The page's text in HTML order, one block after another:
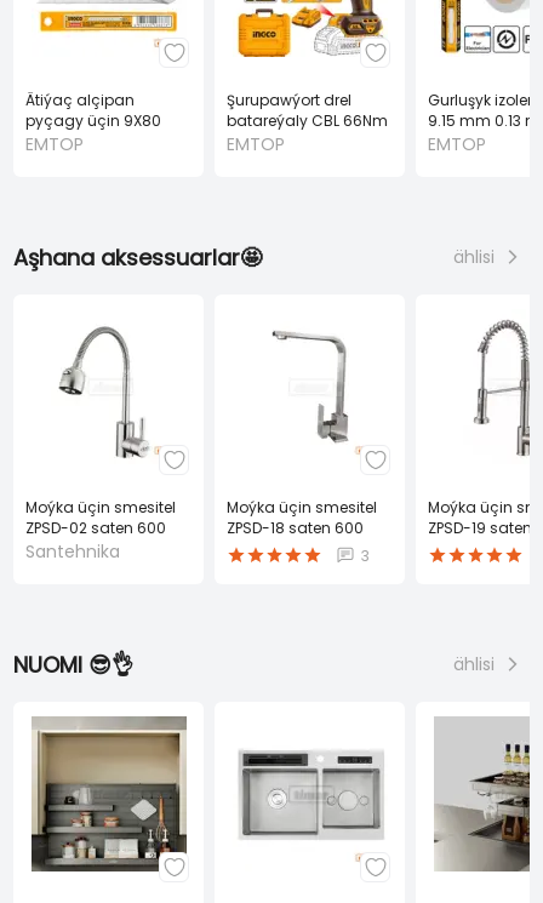
Ätiýaç alçipan
pyçagy üçin 9X80
mm 10 sany (INGCO)
EMTOP
Şurupawýort drel
batareýaly CBL 66Nm
2.0Ah 2PES A20V
EMTOP
Gurluşyk
9.15 mm 0.13
(INGCO)
EMTOP
Aşhana aksessuarlar🤩 ählisi
Moýka üçin smesitel
ZPSD-02 saten 600
mm
Santehnika
Moýka üçin smesitel
ZPSD-18 saten 600
mm
3
Moýka üçin
ZPSD-19 saten
mm
NUOMI 😎👌 ählisi